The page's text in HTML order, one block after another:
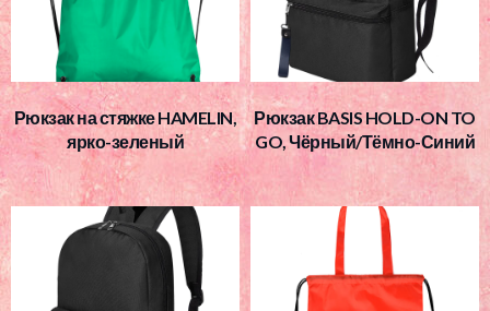
Рюкзак на стяжке HAMELIN,
ярко-зеленый
Рюкзак BASIS HOLD-ON TO
GO, Чёрный/Тёмно-Синий